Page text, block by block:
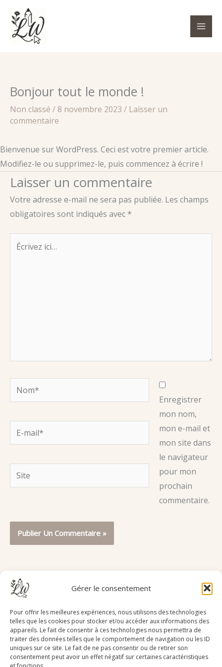
Gérer le consentement
Pour offrir les meilleures expériences, nous utilisons des technologies
telles que les cookies pour stocker et/ou accéder aux informations des
appareils. Le fait de consentir à ces technologies nous permettra de
traiter des données telles que le comportement de navigation ou les ID
uniques sur ce site. Le fait de ne pas consentir ou de retirer son
consentement peut avoir un effet négatif sur certaines caractéristiques
contenu
Bonjour tout le monde !
Non classé / 8 novembre 2023 / Laisser un
commentaire
Bienvenue sur WordPress. Ceci est votre premier article.
Modifiez-le ou supprimez-le, puis commencez à écrire !
Laisser un commentaire
Votre adresse e-mail ne sera pas publiée. Les champs
obligatoires sont indiqués avec *
Écrivez
Nom*
mail*
Site
Enregistrer
mon nom,
mon e-mail et
mon site dans
le navigateur
pour mon
prochain
commentaire.